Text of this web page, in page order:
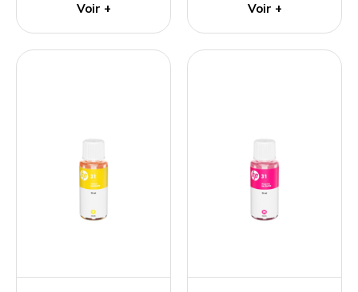
Voir + Voir +